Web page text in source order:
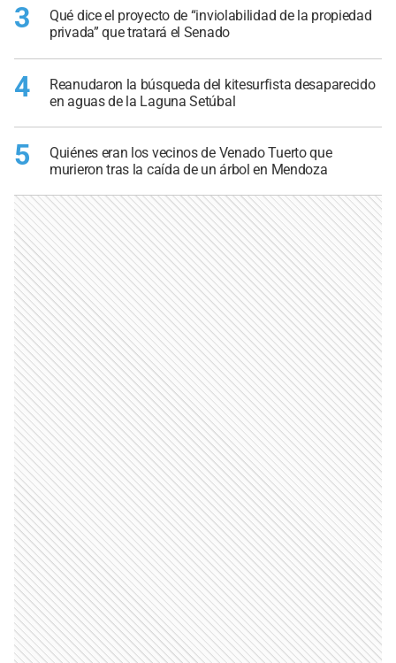
3
Qué dice el proyecto de “inviolabilidad de la propiedad
privada” que tratará el Senado
4
Reanudaron la búsqueda del kitesurfista desaparecido
en aguas de la Laguna Setúbal
5
Quiénes eran los vecinos de Venado Tuerto que
murieron tras la caída de un árbol en Mendoza